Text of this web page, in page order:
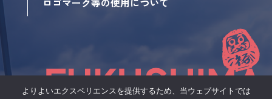
よりよいエクスペリエンスを提供するため、当ウェブサイトでは